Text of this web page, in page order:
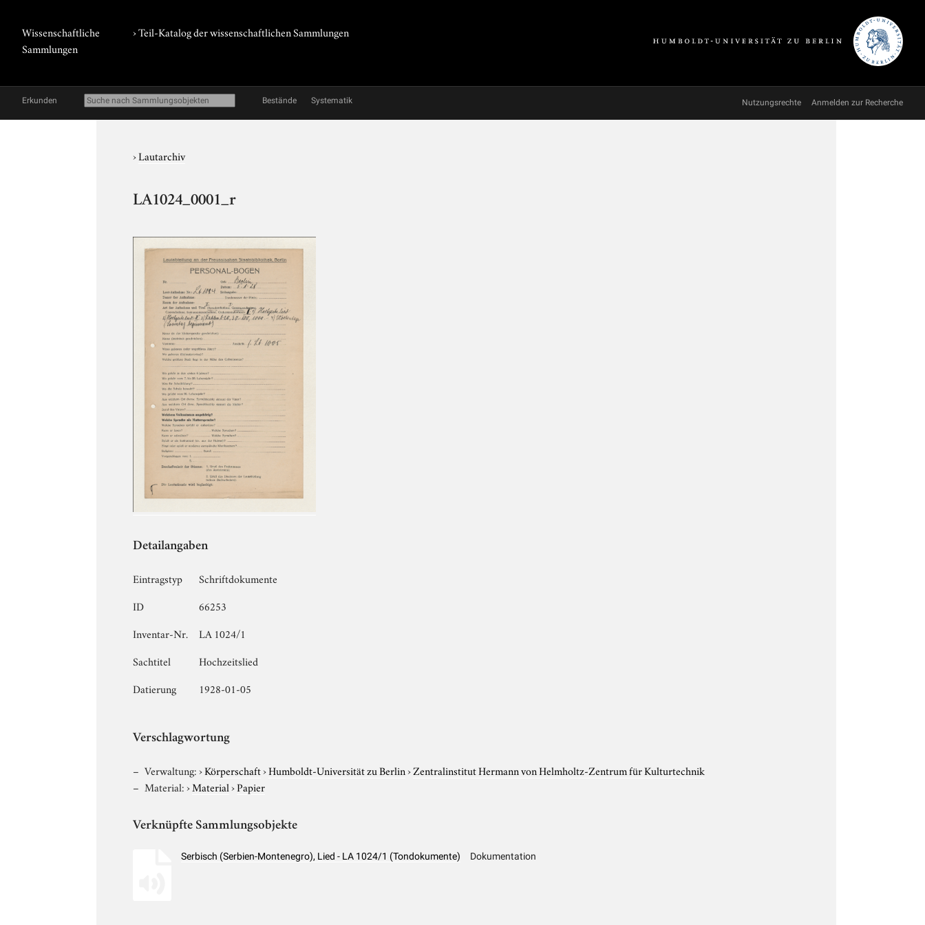
Wissenschaftliche
Sammlungen
› Teil-Katalog der wissenschaftlichen Sammlungen
Erkunden Bestände Systematik Nutzungsrechte Anmelden zur Recherche
›Lautarchiv
LA1024_0001_r
Detailangaben
Eintragstyp
Schriftdokumente
ID
66253
Inventar-Nr.
LA 1024/1
Sachtitel
Hochzeitslied
Datierung
1928-01-05
Verschlagwortung
Verwaltung:›Körperschaft›Humboldt-Universität zu Berlin›Zentralinstitut Hermann von Helmholtz-Zentrum für Kulturtechnik
Material:›Material›Papier
Verknüpfte Sammlungsobjekte
Serbisch (Serbien-Montenegro), Lied - LA 1024/1 (Tondokumente) Dokumentation